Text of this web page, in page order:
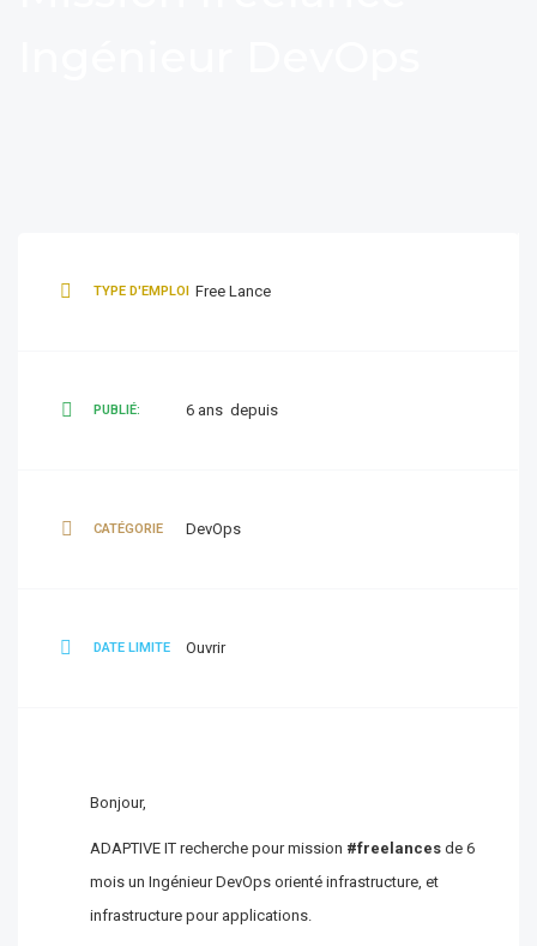
TYPE D'EMPLOI Free Lance
PUBLIÉ: 6 ans depuis
CATÉGORIE DevOps
DATE LIMITE Ouvrir
Bonjour,
ADAPTIVE IT recherche pour mission #freelances de 6
mois un Ingénieur DevOps orienté infrastructure, et
infrastructure pour applications.